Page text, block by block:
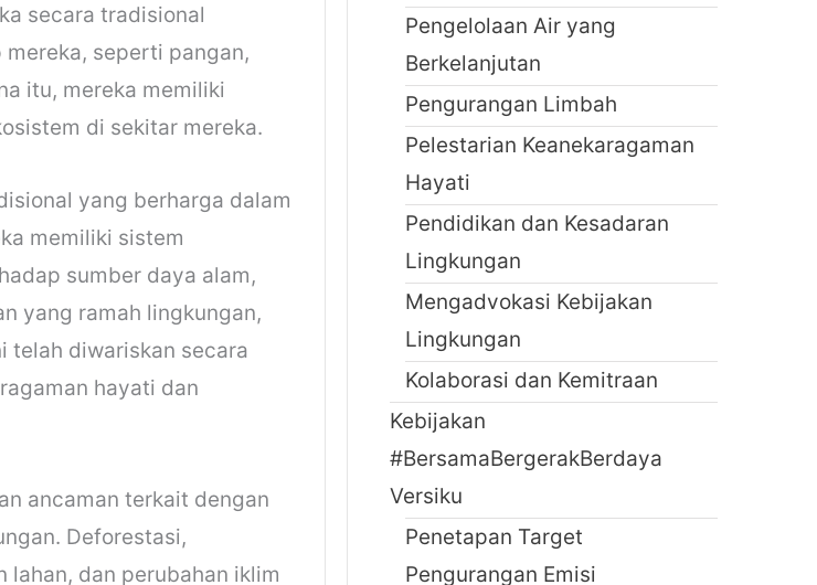
secara tradisional
seperti pangan,
itu, mereka memiliki
di sekitar mereka.
yang berharga dalam
memiliki sistem
sumber daya alam,
yang ramah lingkungan,
telah diwariskan secara
hayati dan
ancaman terkait dengan
Deforestasi,
lahan, dan perubahan iklim
Pengelolaan Air yang
Berkelanjutan
Pengurangan Limbah
Pelestarian Keanekaragaman
Hayati
Pendidikan dan Kesadaran
Lingkungan
Mengadvokasi Kebijakan
Lingkungan
Kolaborasi dan Kemitraan
Kebijakan
#BersamaBergerakBerdaya
Versiku
Penetapan Target
Pengurangan Emisi